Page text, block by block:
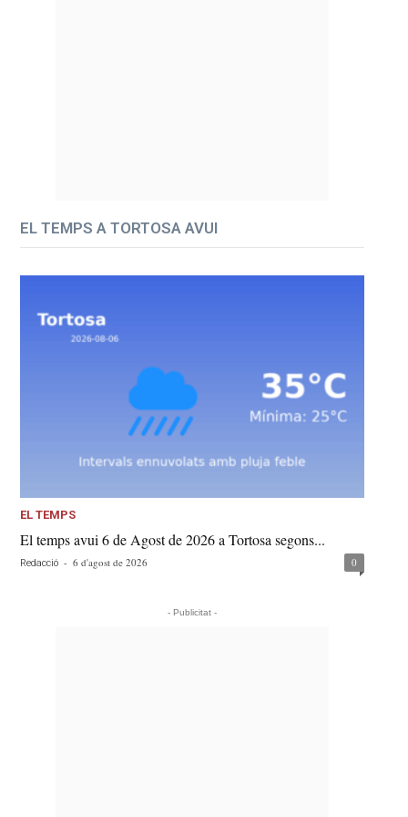
EL TEMPS A TORTOSA AVUI
EL TEMPS
El temps avui 6 de Agost de 2026 a Tortosa segons...
Redacció - 6 d'agost de 2026 0
- Publicitat -